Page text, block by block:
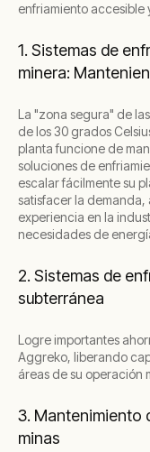
enfriamiento accesible
1. Sistemas de
minera:
La "zona segura" de
de los 30 grados
planta funcione de
soluciones de
escalar fácilmente su
satisfacer la
experiencia en la
necesidades de
2. Sistemas de
subterránea
Logre importantes
Aggreko, liberando
áreas de su operación
3. Mantenimiento
minas